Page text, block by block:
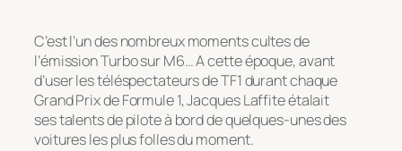
C’est l’un des nombreux moments cultes de
l’émission Turbo sur M6… A cette époque, avant
d’user les téléspectateurs de TF1 durant chaque
Grand Prix de Formule 1, Jacques Laffite étalait
ses talents de pilote à bord de quelques-unes des
voitures les plus folles du moment.